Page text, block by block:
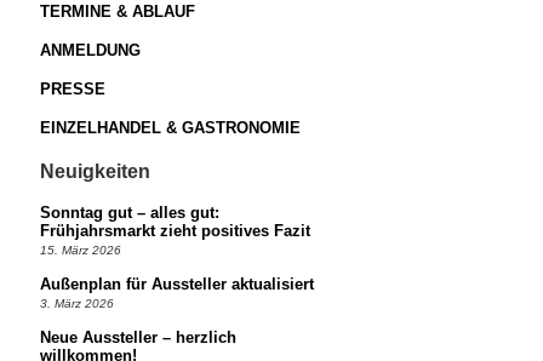
TERMINE & ABLAUF
ANMELDUNG
PRESSE
EINZELHANDEL & GASTRONOMIE
Neuigkeiten
Sonntag gut – alles gut:
Frühjahrsmarkt zieht positives Fazit
15. März 2026
Außenplan für Aussteller aktualisiert
3. März 2026
Neue Aussteller – herzlich
willkommen!